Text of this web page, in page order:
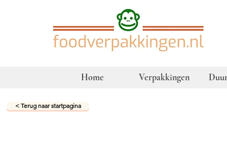
Home Verpakkingen
< Terug naar startpagina